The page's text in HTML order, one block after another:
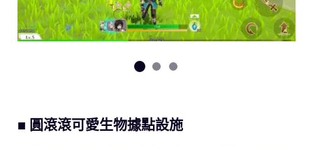
■ 圓滾滾可愛生物據點設施